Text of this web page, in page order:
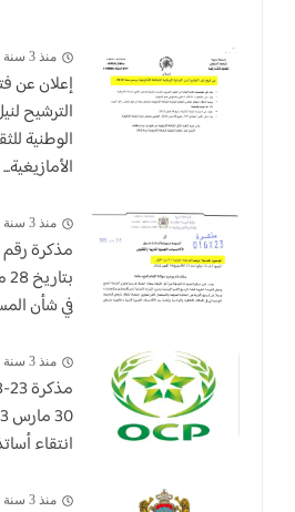
منذ 3 سنة
إعلان عن
الترشيح
الوطنية
الأمازيغية...
منذ 3 سنة
في شأن
منذ 3 سنة
انتقاء
منذ 3 سنة